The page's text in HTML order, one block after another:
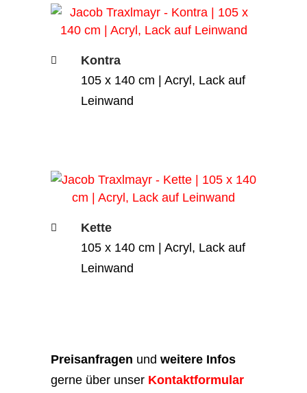
Kontra
105 x 140 cm | Acryl, Lack auf
Leinwand
Kette
105 x 140 cm | Acryl, Lack auf
Leinwand
Preisanfragen und weitere Infos
gerne über unser Kontaktformular